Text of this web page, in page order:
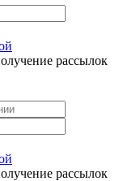
рассылок
рассылок